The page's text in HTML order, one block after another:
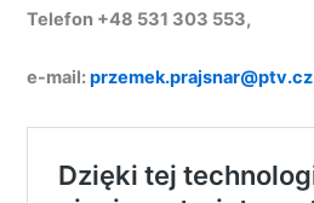
Telefon +48 531 303 553,
e-mail:przemek.prajsnar@ptv.cz